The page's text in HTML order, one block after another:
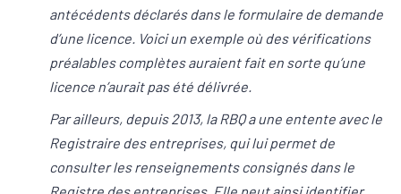
antécédents déclarés dans le formulaire de demande
d’une licence. Voici un exemple où des vérifications
préalables complètes auraient fait en sorte qu’une
licence n’aurait pas été délivrée.
Par ailleurs, depuis 2013, la RBQ a une entente avec le
Registraire des entreprises, qui lui permet de
consulter les renseignements consignés dans le